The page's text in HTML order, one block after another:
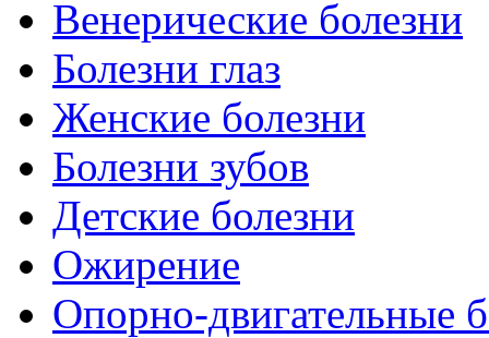
Венерические болезни
Болезни глаз
Женские болезни
Болезни зубов
Детские болезни
Ожирение
Опopно-двигательные